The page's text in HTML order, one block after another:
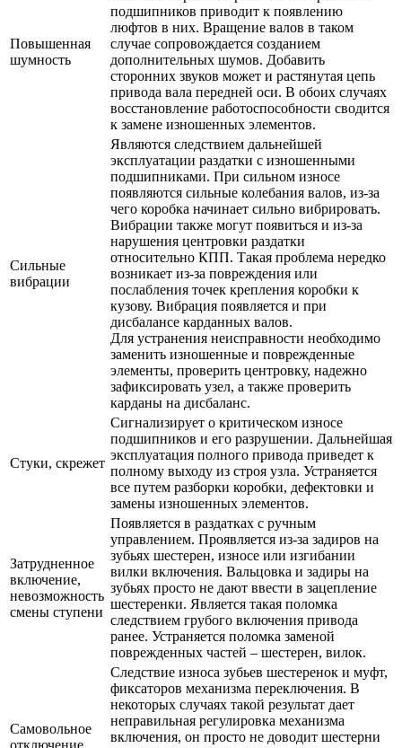
Повышенная
шумность
подшипников приводит к появлению
люфтов в них. Вращение валов в таком
случае сопровождается созданием
дополнительных шумов. Добавить
сторонних звуков может и растянутая цепь
привода вала передней оси. В обоих случаях
восстановление работоспособности сводится
к замене изношенных элементов.
Сильные
вибрации
Являются следствием дальнейшей
эксплуатации раздатки с изношенными
подшипниками. При сильном износе
появляются сильные колебания валов, из-за
чего коробка начинает сильно вибрировать.
Вибрации также могут появиться и из-за
нарушения центровки раздатки
относительно КПП. Такая проблема нередко
возникает из-за повреждения или
послабления точек крепления коробки к
кузову. Вибрация появляется и при
дисбалансе карданных валов.
Для устранения неисправности необходимо
заменить изношенные и поврежденные
элементы, проверить центровку, надежно
зафиксировать узел, а также проверить
карданы на дисбаланс.
Стуки, скрежет
Сигнализирует о критическом износе
подшипников и его разрушении. Дальнейшая
эксплуатация полного привода приведет к
полному выходу из строя узла. Устраняется
все путем разборки коробки, дефектовки и
замены изношенных элементов.
Затрудненное
включение,
невозможность
смены ступени
Появляется в раздатках с ручным
управлением. Проявляется из-за задиров на
зубьях шестерен, износе или изгибании
вилки включения. Вальцовка и задиры на
зубьях просто не дают ввести в зацепление
шестеренки. Является такая поломка
следствием грубого включения привода
ранее. Устраняется поломка заменой
поврежденных частей – шестерен, вилок.
Самовольное
отключение
Следствие износа зубьев шестеренок и муфт,
фиксаторов механизма переключения. В
некоторых случаях такой результат дает
неправильная регулировка механизма
включения, он просто не доводит шестерни